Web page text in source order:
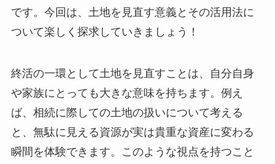
です。今回は、土地を見直す意義とその活用法に
ついて楽しく探求していきましょう！
終活の一環として土地を見直すことは、自分自身
や家族にとっても大きな意味を持ちます。例え
ば、相続に際しての土地の扱いについて考える
と、無駄に見える資源が実は貴重な資産に変わる
瞬間を体験できます。このような視点を持つこと